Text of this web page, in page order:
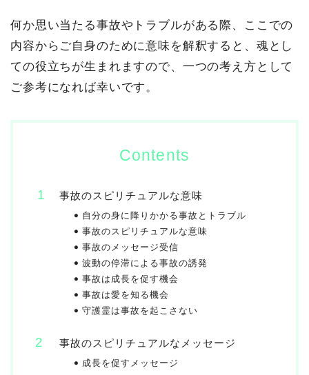
何か思い当たる事故やトラブルがある際、ここでの
内容からご自身のために意味を解釈すると、魂とし
ての役立ちが生まれますので、一つの考え方として
ご参考になれば幸いです。
Contents
事故のスピリチュアルな意味
自分の身に降りかかる事故とトラブル
事故のスピリチュアルな意味
事故のメッセージ受信
波動の停滞による事故の誘発
事故は成長を促す機会
事故は愛を知る機会
守護霊は事故を起こさない
事故のスピリチュアルなメッセージ
成長を促すメッセージ